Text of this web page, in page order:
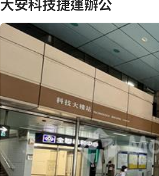
大安科技捷運辦公